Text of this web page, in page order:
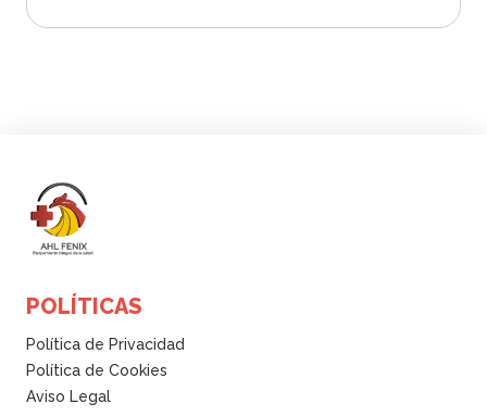
POLÍTICAS
Política de Privacidad
Política de Cookies
Aviso Legal